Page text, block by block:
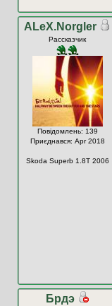
ALeX.Norgler
Рассказчик
Повідомлень: 139
Приєднався: Apr 2018
Skoda Superb 1.8T 2006
Брдэ